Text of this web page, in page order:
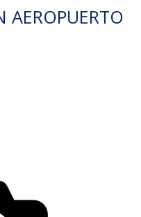
AEROPUERTO